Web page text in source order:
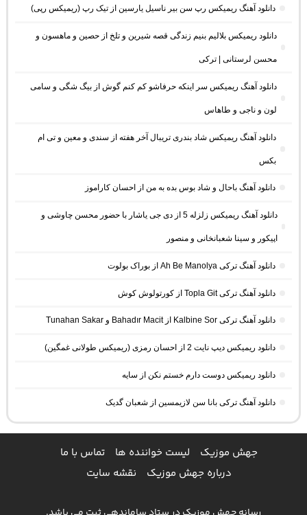
دانلود آهنگ ریمیکس رپ سن بیر ناسیل یارسین از تیک رپ (ریمیکس رپی)
دانلود ریمیکس بلالیم بنیم زندگی قصه شیرین و تلخ از حصین و ماهسون و
محسن لرستانی | ترکی
دانلود آهنگ ریمیکس سر اینکه حرفاشو کم کنم گوش از بیگ شگی و سامی
لون و ناجی و طاهاس
دانلود آهنگ ریمیکس شاد بندری تریبال آخر هفته از سندی و معین و تی ام
بکس
دانلود آهنگ باحال و شاد بوس بده به من از احسان کاراموز
دانلود آهنگ ریمیکس زلزله 5 از دی جی یاشار با حضور محسن چاوشی و
اپیکور و سینا شعبانخانی و منصور
دانلود آهنگ ترکی Ah Be Manolya از بوراک بولوت
دانلود آهنگ ترکی Topla Git از کورتولوش کوش
دانلود آهنگ ترکی Kalbine Sor از Bahadır Macit و Tunahan Sakar
دانلود ریمیکس دیپ نایت 2 از احسان رمزی (ریمیکس طولانی غمگین)
دانلود ریمیکس دوست دارم خستم نکن از سایه
دانلود آهنگ ترکی بانا سن لازیمسین از شعبان گدیک
جهش موزیک لیست خواننده ها
تماس با ما
درباره جهش موزیک
نقشه سایت